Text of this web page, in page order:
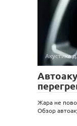
Акустика
Жара не
Обзор